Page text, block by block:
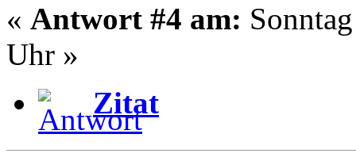
« Antwort #4 am:
Uhr »
Zitat